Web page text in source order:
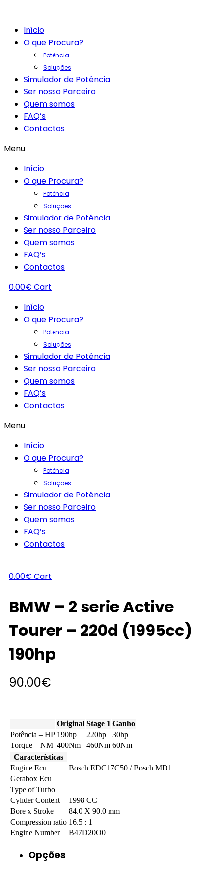
Início
O que Procura?
Potência
Soluções
Simulador de Potência
Ser nosso Parceiro
Quem somos
FAQ’s
Contactos
Menu
Início
O que Procura?
Potência
Soluções
Simulador de Potência
Ser nosso Parceiro
Quem somos
FAQ’s
Contactos
0.00€ Cart
Início
O que Procura?
Potência
Soluções
Simulador de Potência
Ser nosso Parceiro
Quem somos
FAQ’s
Contactos
Menu
Início
O que Procura?
Potência
Soluções
Simulador de Potência
Ser nosso Parceiro
Quem somos
FAQ’s
Contactos
0.00€ Cart
BMW – 2 serie Active
Tourer – 220d (1995cc)
190hp
90.00€
Original Stage 1 Ganho
Potência – HP 190hp 220hp
30hp
Torque – NM 400Nm 460Nm 60Nm
Características
Engine Ecu
Bosch EDC17C50 / Bosch MD1
Gerabox Ecu
Type of Turbo
Cylider Content
1998 CC
Bore x Stroke
84.0 X 90.0 mm
Compression ratio 16.5 : 1
Engine Number
B47D20O0
Opções